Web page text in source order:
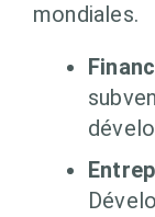
mondiales.